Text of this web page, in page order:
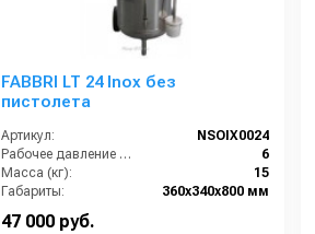
FABBRI LT 24 Inox без
пистолета
Артикул:
NSOIX0024
Рабочее давление (бар):
6
Масса (кг):
15
Габариты:
360х340х800 мм
Объем ресивера:
47 000 руб.